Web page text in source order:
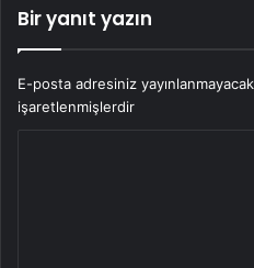
Bir yanıt yazın
E-posta adresiniz
işaretlenmişlerdir